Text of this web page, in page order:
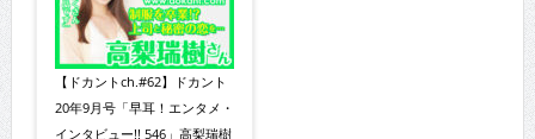
【ドカントch.#62】ドカント
20年9月号「早耳！エンタメ・
インタビュー!! 546」高梨瑞樹